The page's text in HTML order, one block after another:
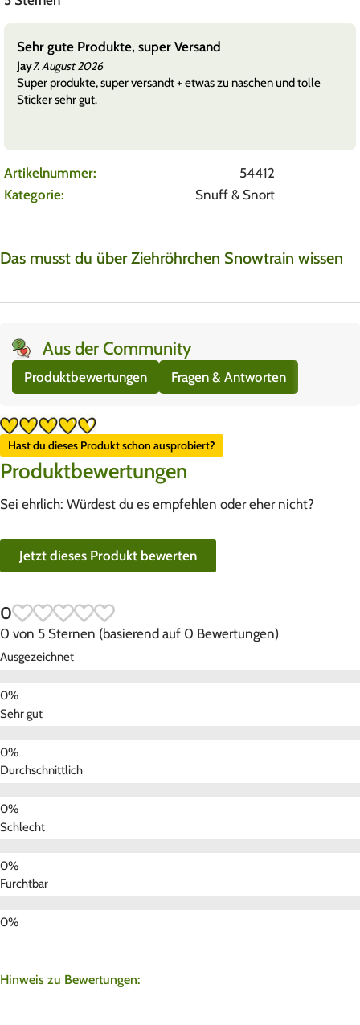
Sehr gute Produkte, super Versand
Jay7. August 2026
Super produkte, super versandt + etwas zu naschen und tolle
Sticker sehr gut.
Artikelnummer:
54412
Kategorie:
Snuff & Snort
Das musst du über Ziehröhrchen Snowtrain wissen
Aus der Community
Produktbewertungen Fragen & Antworten
Hast du dieses Produkt schon ausprobiert?
Produktbewertungen
Sei ehrlich: Würdest du es empfehlen oder eher nicht?
Jetzt dieses Produkt bewerten
0
0 von 5 Sternen (basierend auf 0 Bewertungen)
Ausgezeichnet
Sehr gut
Durchschnittlich
Schlecht
Furchtbar
Hinweis zu Bewertungen: